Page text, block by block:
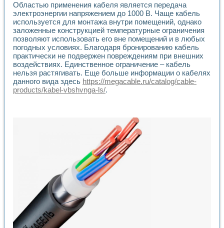
Разработка виртуальных тренажеров путем
Система блокировок, сигнализации и защиты ускорителя
Система сбора данных и управления процессом
Управление температурой газовой среды специальной
Разработка программного обеспечения с
Использование технологий NATIONAL INSTRUMENTS
Оборудование для промышленной термотрансферной
Автоматизация реометрических исследований на базе
Применение измерителя иммитанса для исследова¬ния
Исследование электромагнитных переходных процессов
Измерительный контроль с применением
Моделирование надежности и эффективности систем
Лабораторные практикумы и учебные стенды
Автоматизация лабораторного стенда по измерению
Автоматизированные лабораторные комплексы для
Виртуальный прибор для исследования нелинейных
Использование виртуальных приборов в процесе
Использование программ ELECTRONICS WORKBENCH-
Лабораторный практикум по дисциплине «Цифровые
Лабораторный практикум по ИНС на основе LabVIEW
Лабораторный практикум по основам теории коммутации
Опыт использования NI LabVIEW для создания
Областью применения кабеля является передача
электроэнергии напряжением до 1000 В. Чаще кабель
используется для монтажа внутри помещений, однако
заложенные конструкцией температурные ограничения
позволяют использовать его вне помещений и в любых
погодных условиях. Благодаря бронированию кабель
практически не подвержен повреждениям при внешних
воздействиях. Единственное ограничение – кабель
нельзя растягивать. Еще больше информации о кабелях
данного вида здесь https://megacable.ru/catalog/cable-
products/kabel-vbshvnga-ls/.